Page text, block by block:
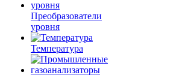
Преобразователи
уровня
Температура